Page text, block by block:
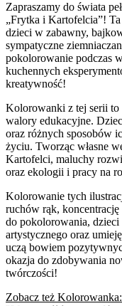
Zapraszamy do świata
„Frytka i Kartofelcia”!
dzieci w zabawny,
sympatyczne
pokolorowanie podczas
kuchennych
kreatywność!
Kolorowanki z tej serii to
walory edukacyjne.
oraz różnych sposobów
życiu. Tworząc własne
Kartofelci, maluchy
oraz ekologii i pracy na
Kolorowanie tych
ruchów rąk,
do pokolorowania, dzieci
artystycznego oraz
uczą bowiem
okazja do zdobywania
twórczości!
Zobacz też